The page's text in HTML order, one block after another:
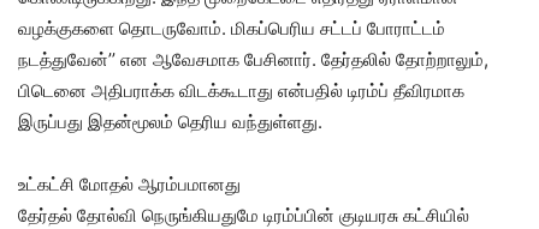
வழக்குகளை தொடருவோம். மிகப்பெரிய சட்டப் போராட்டம்
நடத்துவேன்’’ என ஆவேசமாக பேசினார். தேர்தலில் தோற்றாலும்,
பிடெனை அதிபராக்க விடக்கூடாது என்பதில் டிரம்ப் தீவிரமாக
இருப்பது இதன்மூலம் தெரிய வந்துள்ளது.
உட்கட்சி மோதல் ஆரம்பமானது
தேர்தல் தோல்வி நெருங்கியதுமே டிரம்ப்பின் குடியரசு கட்சியில்